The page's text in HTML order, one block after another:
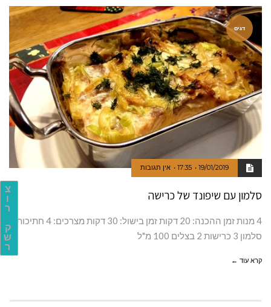
צ
ו
ר
ק
ש
ר
דגים
19/01/2019
17:35 אין תגובות
סלמון עם שיפונד של כרישה
4 מנות זמן ההכנה: 20 דקות זמן בישול: 30 דקות מצרכים: 4 חתיכות
סלמון 3 כרישות 2 בצלים 100 מ"ל
קרא עוד ←